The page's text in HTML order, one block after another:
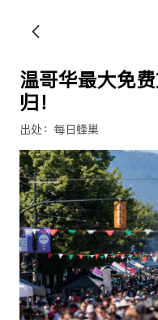
温哥华最大免
归！
出处：每日蜂巢